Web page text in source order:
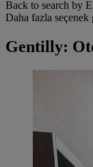
Back to search by
Daha fazla seçenek
Gentilly: